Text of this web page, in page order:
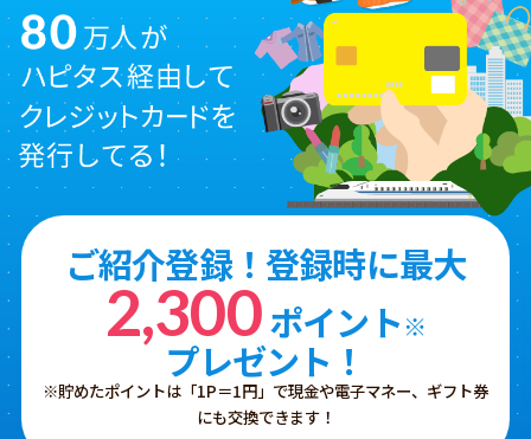
ご紹介登録！登録時に最大
2,300ポイント※
プレゼント！
※貯めたポイントは「1P＝1円」で現金や電子マネー、ギフト券
にも交換できます！